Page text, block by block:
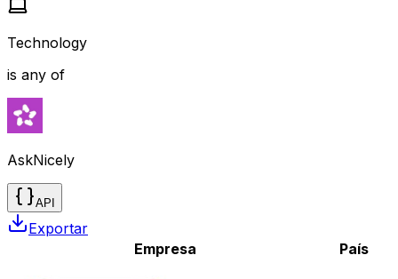
Technology
is any of
AskNicely
API
Exportar
Empresa
País